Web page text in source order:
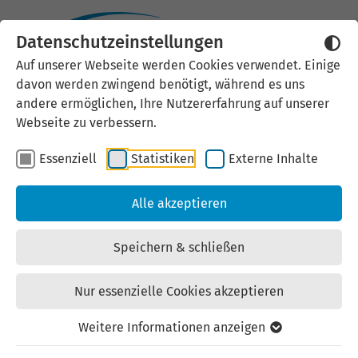
Datenschutzeinstellungen
Auf unserer Webseite werden Cookies verwendet. Einige
davon werden zwingend benötigt, während es uns
andere ermöglichen, Ihre Nutzererfahrung auf unserer
Webseite zu verbessern.
Essenziell Statistiken Externe Inhalte
Alle akzeptieren
Speichern & schließen
Nur essenzielle Cookies akzeptieren
Weitere Informationen anzeigen
InnoMEET: Energie trifft
IT - Intelligente Systeme
für eine nachhaltige
Zukunft